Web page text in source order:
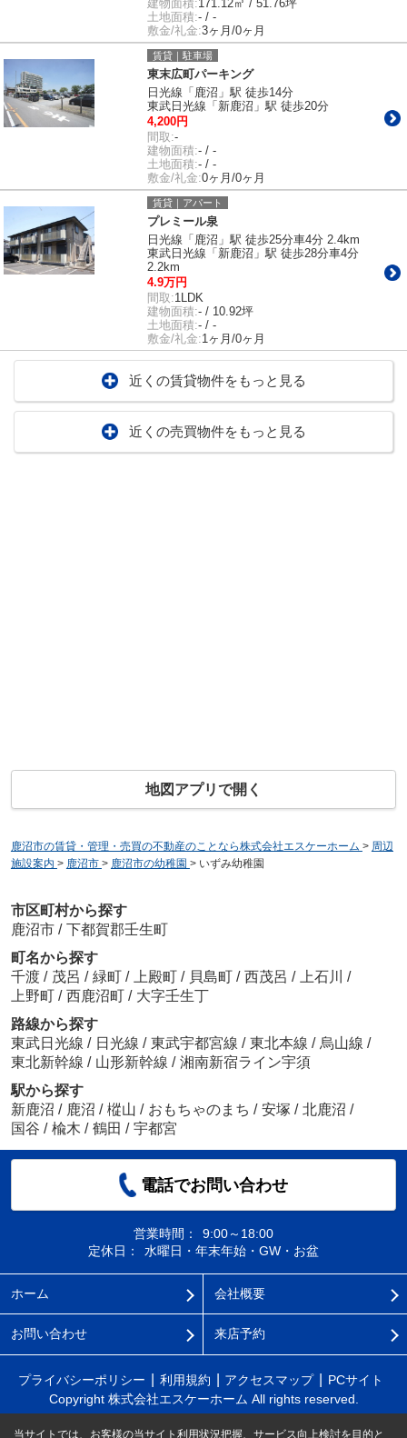
建物面積:171.12㎡ / 51.76坪
土地面積:- / -
敷金/礼金:3ヶ月/0ヶ月
賃貸｜駐車場
東末広町パーキング
日光線「鹿沼」駅 徒歩14分
東武日光線「新鹿沼」駅 徒歩20分
4,200円
間取:-
建物面積:- / -
土地面積:- / -
敷金/礼金:0ヶ月/0ヶ月
賃貸｜アパート
プレミール泉
日光線「鹿沼」駅 徒歩25分車4分 2.4km
東武日光線「新鹿沼」駅 徒歩28分車4分
2.2km
4.9万円
間取:1LDK
建物面積:- / 10.92坪
土地面積:- / -
敷金/礼金:1ヶ月/0ヶ月
近くの賃貸物件をもっと見る
近くの売買物件をもっと見る
地図アプリで開く
鹿沼市の賃貸・管理・売買の不動産のことなら株式会社エスケーホーム > 周辺
施設案内 > 鹿沼市 > 鹿沼市の幼稚園 > いずみ幼稚園
市区町村から探す
鹿沼市 / 下都賀郡壬生町
町名から探す
千渡 / 茂呂 / 緑町 / 上殿町 / 貝島町 / 西茂呂 / 上石川 /
上野町 / 西鹿沼町 / 大字壬生丁
路線から探す
東武日光線 / 日光線 / 東武宇都宮線 / 東北本線 / 烏山線 /
東北新幹線 / 山形新幹線 / 湘南新宿ライン宇須
駅から探す
新鹿沼 / 鹿沼 / 樅山 / おもちゃのまち / 安塚 / 北鹿沼 /
国谷 / 楡木 / 鶴田 / 宇都宮
電話でお問い合わせ
営業時間：
9:00～18:00
定休日：
水曜日・年末年始・GW・お盆
ホーム 会社概要
お問い合わせ 来店予約
プライバシーポリシー 利用規約 アクセスマップ
PCサイト
Copyright 株式会社エスケーホーム All rights reserved.
当サイトでは、お客様の当サイト利用状況把握、サービス向上検討を目的と